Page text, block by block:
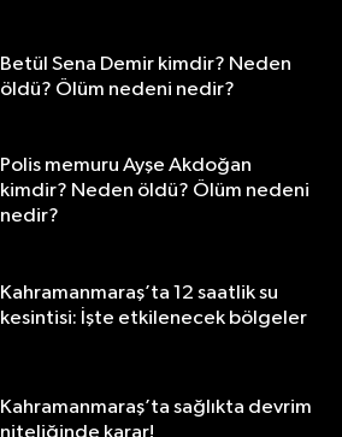
Betül Sena Demir kimdir? Neden
öldü? Ölüm nedeni nedir?
Polis memuru Ayşe Akdoğan
kimdir? Neden öldü? Ölüm nedeni
nedir?
Kahramanmaraş’ta 12 saatlik su
kesintisi: İşte etkilenecek bölgeler
Kahramanmaraş’ta sağlıkta devrim
niteliğinde karar!